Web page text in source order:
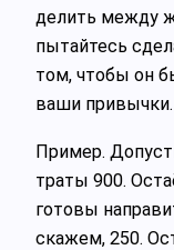
делить между
пытайтесь
том, чтобы он
ваши привычки.
Пример.
траты 900.
готовы
скажем, 250.